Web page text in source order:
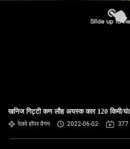
खनिज गिट्टी कण लौह अयस्क कार 120 किमी/
रेलवे हॉपर वैगन 2022-06-02 377